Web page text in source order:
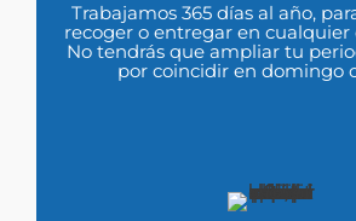
Trabajamos 365 días al año,
recoger o entregar en cualquier
No tendrás que ampliar tu
por coincidir en domingo